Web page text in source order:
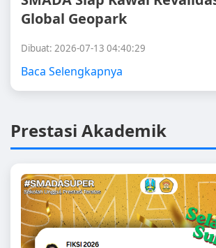
Global Geopark
Dibuat: 2026-07-13 04:40:29
Baca Selengkapnya
Prestasi Akademik